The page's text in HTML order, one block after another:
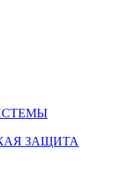
ЗАЩИТА